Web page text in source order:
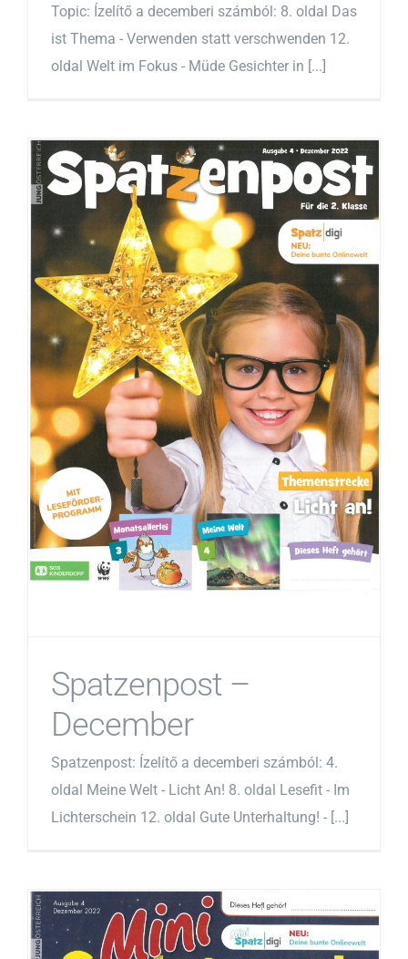
Topic: Ízelítő a decemberi számból: 8. oldal Das
ist Thema - Verwenden statt verschwenden 12.
oldal Welt im Fokus - Müde Gesichter in [...]
Spatzenpost –
December
Spatzenpost: Ízelítő a decemberi számból: 4.
oldal Meine Welt - Licht An! 8. oldal Lesefit - Im
Lichterschein 12. oldal Gute Unterhaltung! - [...]